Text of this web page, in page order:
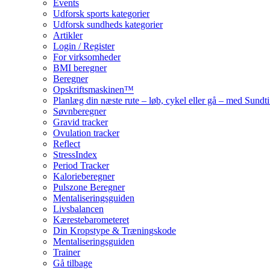
Events
Udforsk sports kategorier
Udforsk sundheds kategorier
Artikler
Login / Register
For virksomheder
BMI beregner
Beregner
Opskriftsmaskinen™
Planlæg din næste rute – løb, cykel eller gå – med
Søvnberegner
Gravid tracker
Ovulation tracker
Reflect
StressIndex
Period Tracker
Kalorieberegner
Pulszone Beregner
Mentaliseringsguiden
Livsbalancen
Kærestebarometeret
Din Kropstype & Træningskode
Mentaliseringsguiden
Trainer
Gå tilbage